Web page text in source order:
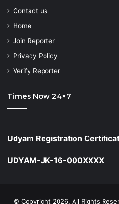
Contact us
Home
Join Reporter
Privacy Policy
Verify Reporter
Times Now 24×7
Udyam Registration
UDYAM-JK-16-000XXXX
© Copyright 2026, All Rights